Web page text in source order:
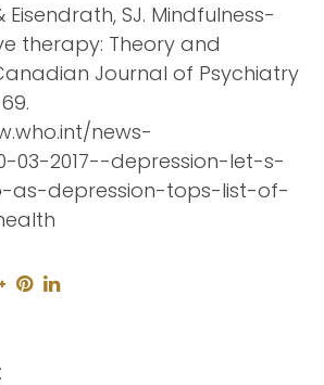
Eisendrath, SJ. Mindfulness-
therapy: Theory and
Journal of Psychiatry
news-
03-2017--depression-let-s-
as-depression-tops-list-of-